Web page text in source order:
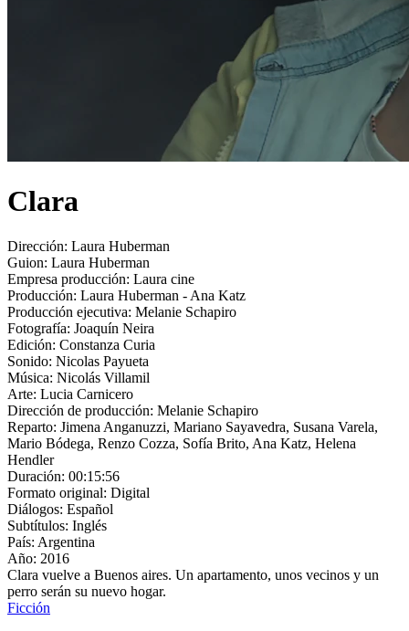
Clara
Dirección: Laura Huberman
Guion: Laura Huberman
Empresa producción: Laura cine
Producción: Laura Huberman - Ana Katz
Producción ejecutiva: Melanie Schapiro
Fotografía: Joaquín Neira
Edición: Constanza Curia
Sonido: Nicolas Payueta
Música: Nicolás Villamil
Arte: Lucia Carnicero
Dirección de producción: Melanie Schapiro
Reparto: Jimena Anganuzzi, Mariano Sayavedra, Susana Varela,
Mario Bódega, Renzo Cozza, Sofía Brito, Ana Katz, Helena
Hendler
Duración: 00:15:56
Formato original: Digital
Diálogos: Español
Subtítulos: Inglés
País: Argentina
Año: 2016
Clara vuelve a Buenos aires. Un apartamento, unos vecinos y un
perro serán su nuevo hogar.
Ficción